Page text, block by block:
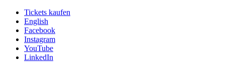
Tickets kaufen
English
Facebook
Instagram
YouTube
LinkedIn